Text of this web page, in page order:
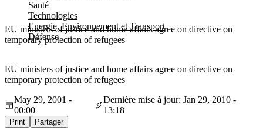
Santé
Technologies
Energie, Environnement et Transport
Défense
EU ministers of justice and home affairs agree on directive on
temporary protection of refugees
EU ministers of justice and home affairs agree on directive on
temporary protection of refugees
May 29, 2001 -
00:00
Dernière mise à jour: Jan 29, 2010 -
13:18
Print Partager